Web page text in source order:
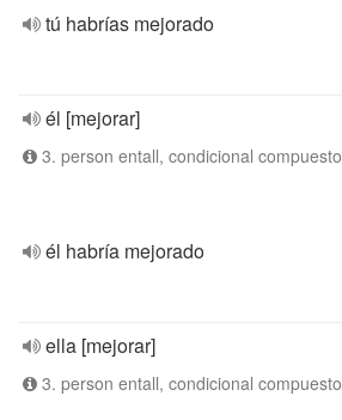
tú habrías mejorado
él [mejorar]
3. person entall, condicional compuesto
él habría mejorado
ella [mejorar]
3. person entall, condicional compuesto